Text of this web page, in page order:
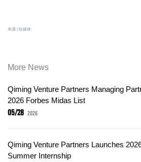
来源 | 钛媒体
More News
Qiming Venture Partners Managing
2026 Forbes Midas List
05/28 2026
Qiming Venture Partners Launches
Summer Internship